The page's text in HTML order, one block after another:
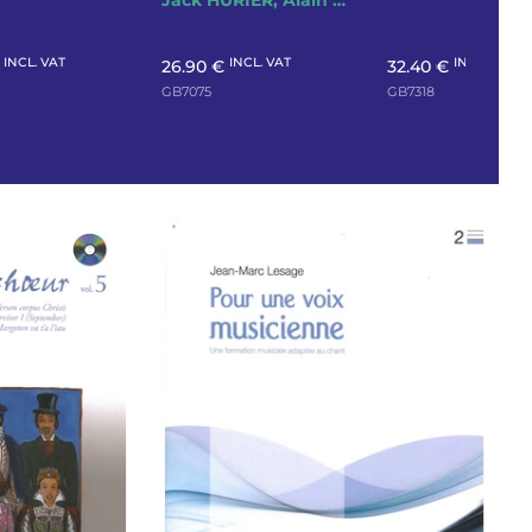
INCL. VAT 26.90 € INCL. VAT
GB7075
32.40 € INCL. VAT
GB7318